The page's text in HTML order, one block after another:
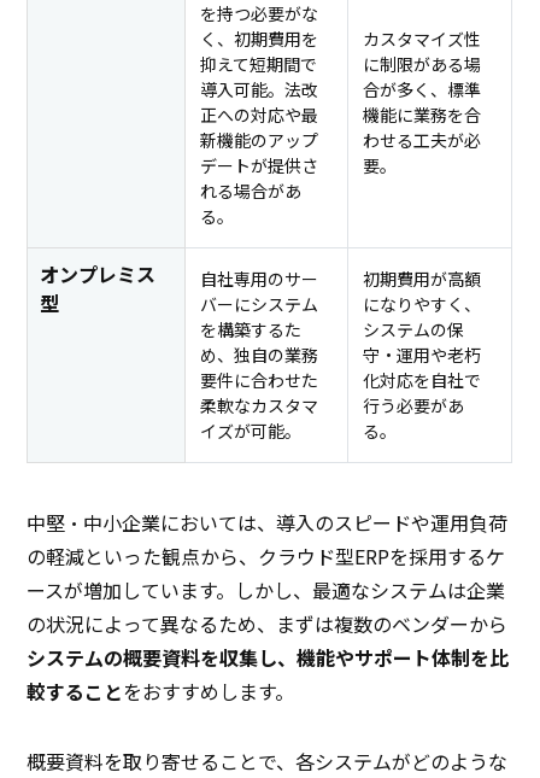
を持つ必要がな
く、初期費用を
抑えて短期間で
導入可能。法改
正への対応や最
新機能のアップ
デートが提供さ
れる場合があ
る。
カスタマイズ性
に制限がある場
合が多く、標準
機能に業務を合
わせる工夫が必
要。
オンプレミス
型
自社専用のサー
バーにシステム
を構築するた
め、独自の業務
要件に合わせた
柔軟なカスタマ
イズが可能。
初期費用が高額
になりやすく、
システムの保
守・運用や老朽
化対応を自社で
行う必要があ
る。
中堅・中小企業においては、導入のスピードや運用負荷
の軽減といった観点から、クラウド型ERPを採用するケ
ースが増加しています。しかし、最適なシステムは企業
の状況によって異なるため、まずは複数のベンダーから
システムの概要資料を収集し、機能やサポート体制を比
較することをおすすめします。
概要資料を取り寄せることで、各システムがどのような